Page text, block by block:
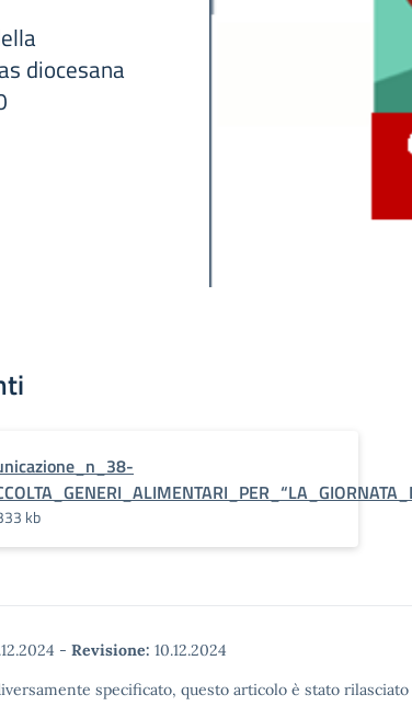
diocesana
kb
- Revisione: 10.12.2024
specificato, questo articolo è stato